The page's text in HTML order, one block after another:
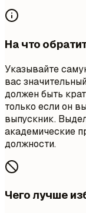
На что
Указывайте
вас
должен быть
только если он
выпускник.
академические
должности.
Чего лучше